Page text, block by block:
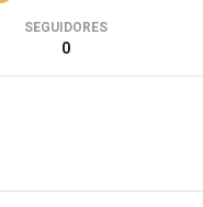
SEGUIDORES
0